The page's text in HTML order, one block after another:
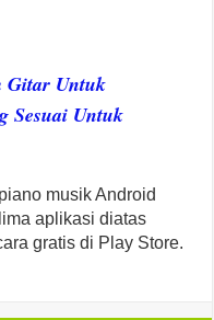
Gitar Untuk
Sesuai Untuk
musik Android
aplikasi diatas
gratis di Play Store.